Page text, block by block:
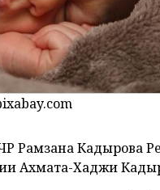
Рамзана Кадырова
Ахмата-Хаджи